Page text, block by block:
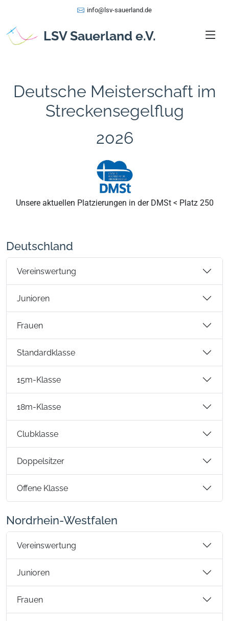
info@lsv-sauerland.de
LSV Sauerland e.V.
Deutsche Meisterschaft im
Streckensegelflug
2026
Unsere aktuellen Platzierungen in der DMSt < Platz 250
Deutschland
Vereinswertung
Junioren
Frauen
Standardklasse
15m-Klasse
18m-Klasse
Clubklasse
Doppelsitzer
Offene Klasse
Nordrhein-Westfalen
Vereinswertung
Junioren
Frauen